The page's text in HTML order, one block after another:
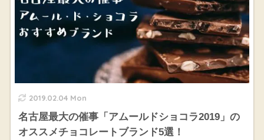
2019.02.04 Mon
名古屋最大の催事「アムールドショコラ2019」の
オススメチョコレートブランド5選！